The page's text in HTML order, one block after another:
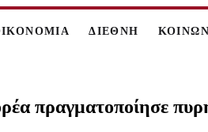
ΔΙΕΘΝΗ
πραγματοποίησε